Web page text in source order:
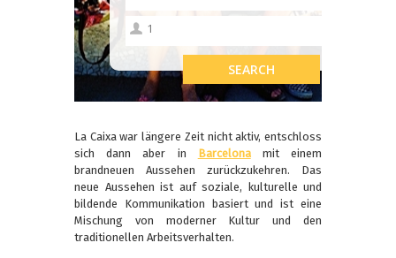
La Caixa war längere Zeit nicht aktiv, entschloss
sich dann aber in
Barcelonamit einem
brandneuen Aussehen zurückzukehren. Das
neue Aussehen ist auf soziale, kulturelle und
bildende Kommunikation basiert und ist eine
Mischung von moderner Kultur und den
traditionellen Arbeitsverhalten.